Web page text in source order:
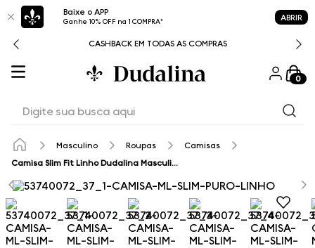
Baixe o APP
Ganhe 10% OFF na 1 COMPRA* ABRIR
CASHBACK EM TODAS AS COMPRAS
0
Masculino Roupas
Camisas
Camisa Slim Fit Linho Dudalina Masculina